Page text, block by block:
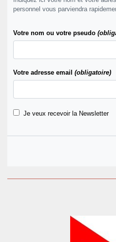
personnel vous parviendra
Votre nom ou votre pseudo
Votre adresse email (obligatoire)
Je veux recevoir la Newsletter